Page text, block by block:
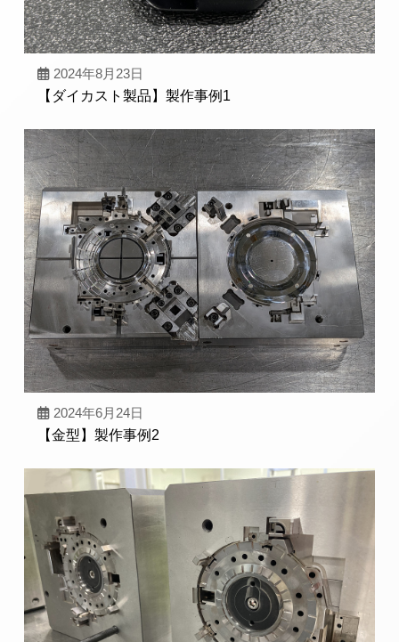
2024年8月23日
【ダイカスト製品】製作事例1
2024年6月24日
【金型】製作事例2